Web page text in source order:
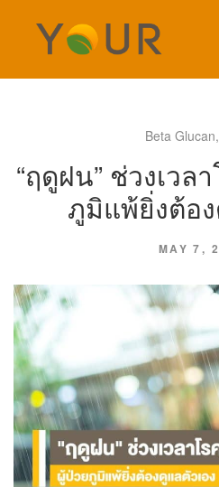
Beta Glucan,
“ฤดูฝน” ช่วงเวล
ภูมิแพ้ยิ่งต้อ
MAY 7,